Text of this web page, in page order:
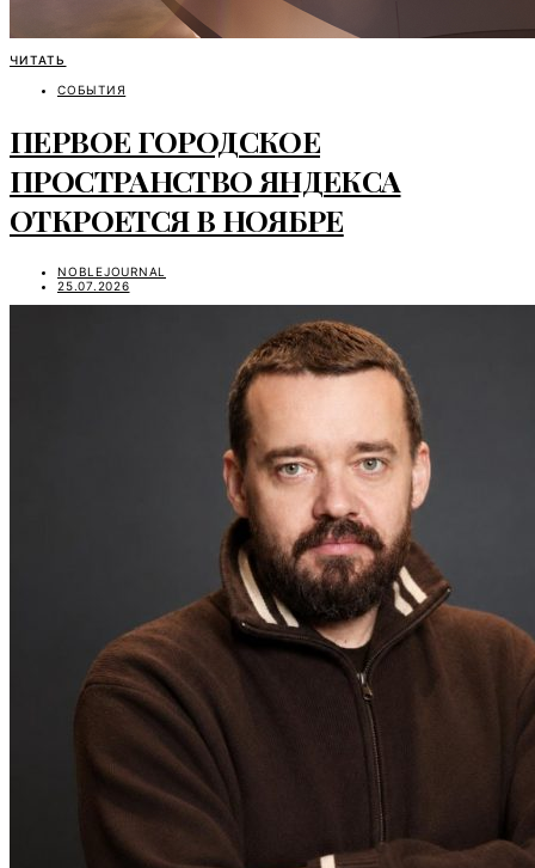
ЧИТАТЬ
СОБЫТИЯ
ПЕРВОЕ ГОРОДСКОЕ
ПРОСТРАНСТВО ЯНДЕКСА
ОТКРОЕТСЯ В НОЯБРЕ
NOBLEJOURNAL
25.07.2026